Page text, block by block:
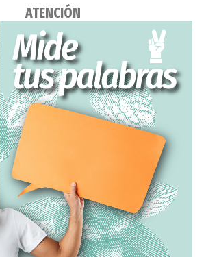
ATENCIÓN